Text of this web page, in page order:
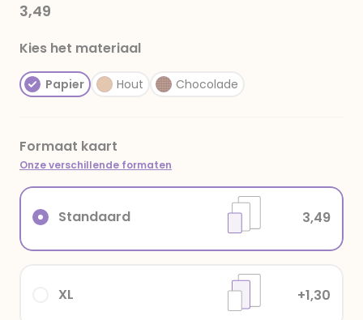
3,49
Kies het materiaal
Papier Hout Chocolade
Formaat kaart
Onze verschillende formaten
XL +1,30
Standaard 3,49